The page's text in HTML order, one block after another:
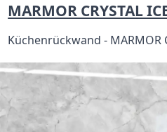
MARMOR CRYSTAL
Küchenrückwand - MARMOR